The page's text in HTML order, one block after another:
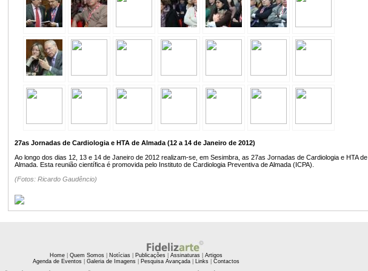
27as Jornadas de Cardiologia e HTA de Almada (12 a 14 de Janeiro de 2012)
Ao longo dos dias 12, 13 e 14 de Janeiro de 2012 realizam-se, em Sesimbra, as 27as Jornadas de Cardiologia e HTA de
Almada. Esta reunião científica é promovida pelo Instituto de Cardiologia Preventiva de Almada (ICPA).
(Fotos: Ricardo Gaudêncio)
Home| Quem Somos| Notícias| Publicações| Assinaturas| Artigos
Agenda de Eventos| Galeria de Imagens| Pesquisa Avançada| Links| Contactos